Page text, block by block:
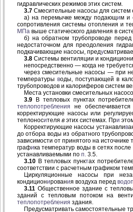
гидравлических режимов этих систем.
3.7 Смесительные насосы для систем
а) на перемычке между подающим и
сопротивления системы отопления и
МПа выше статического давления в
б) на обратном трубопроводе
недостаточном для преодоления
подкачивающие насосы, преду
3.8 Системы вентиляции и
непосредственно — когда не
через смесительные насосы — при
температурыводы, поступающей в
трубопроводов и калориферов систем
Места установки смесительных
3.9 В тепловых пунктах
теплопотребления не
корректирующие насосы или
теплоносителя в этих системах. При
Корректирующие насосы устанавлив
до отбора воды из обратного
зависимости от принятого на
графика температур воды в сетях
устанавливаемыми по п. 3.5.
3.10 В тепловых пунктах
соответствии с расчетным графиком
Циркуляционные насосы при
кондиционирования воздуха перед
3.11 Общественное здание с
зданий с тепловым потоком на
теплопотребления здания.
Предусматривать самостоятельные